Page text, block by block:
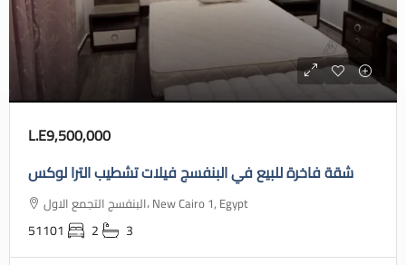
L.E9,500,000
شقة فاخرة للبيع في البنفسج فيلات تشطيب الترا لوكس
البنفسج التجمع الاول، New Cairo 1, Egypt
51101 2 3